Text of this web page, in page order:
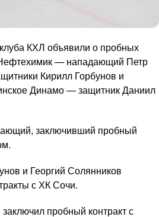
КХЛ объявили о пробных
Нефтехимик — нападающий Петр
Кирилл Горбунов и
Динамо — защитник Даниил
заключивший пробный
и Георгий Солянников
с ХК Сочи.
пробный контракт с